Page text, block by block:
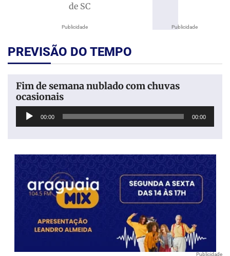
Publicidade
de SC
Publicidade
PREVISÃO DO TEMPO
Fim de semana nublado com chuvas
ocasionais
Tocador
00:00 00:00
Publicidade